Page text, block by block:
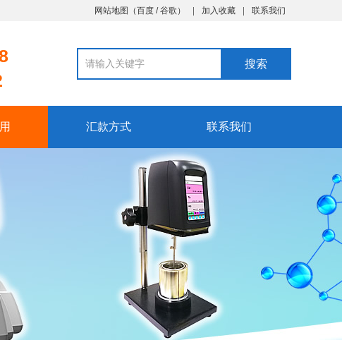
网站地图 （百度 /谷歌 ） 加入收藏 联系我们
汇款方式 联系我们